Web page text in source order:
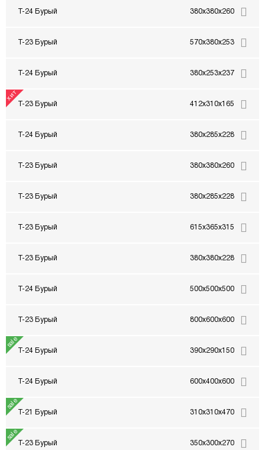
Т-24 Бурый 380x380x260
Т-23 Бурый 570x380x253
Т-24 Бурый 380x253x237
Т-23 Бурый 412x310x165
Т-24 Бурый 380x285x228
Т-23 Бурый 380x380x260
Т-23 Бурый 380x285x228
Т-23 Бурый 615x365x315
Т-23 Бурый 380x380x228
Т-24 Бурый 500x500x500
Т-23 Бурый 800x600x600
Т-24 Бурый 390x290x150
Т-24 Бурый 600x400x600
Т-21 Бурый 310x310x470
Т-23 Бурый 350x300x270